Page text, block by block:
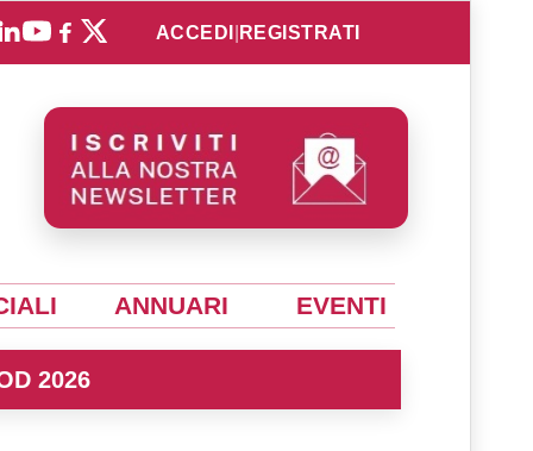
ACCEDI REGISTRATI
ANNUARI EVENTI
2026